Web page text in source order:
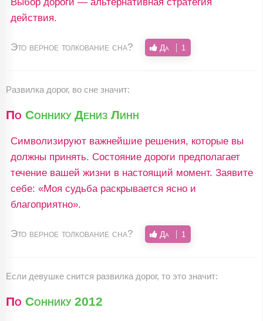
действия.
Это верное толкование сна? Да 1
Развилка дорог, во сне значит:
По Соннику Дениз Линн
Символизируют важнейшие решения, которые вы
должны принять. Состояние дороги предполагает
течение вашей жизни в настоящий момент. Заявите
себе: «Моя судьба раскрывается ясно и
благоприятно».
Это верное толкование сна? Да 1
Если девушке снится развилка дорог, то это значит:
По Соннику 2012